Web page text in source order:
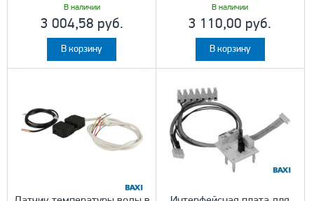
В наличии
3 004,58 руб.
В корзину
В наличии
3 110,00 руб.
В корзину